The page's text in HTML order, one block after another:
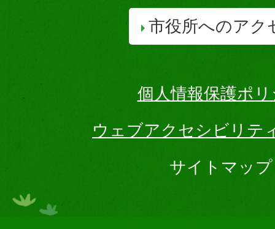
市役所へのアク
個人情報保護ポ
ウェブアクセシビリテ
サイトマップ